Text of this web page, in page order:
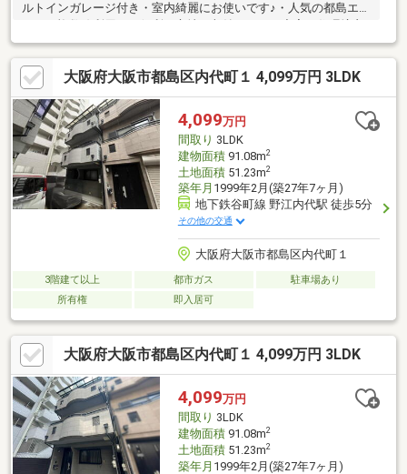
ルトインガレージ付き・室内綺麗にお使いです♪・人気の都島エリ
ア！・複数線利用可で便利な立地・収納スペース充実・住環境良
好・生活便利な周辺環境◆レスポンスは迅速に◆交渉は全力です
◆‐多忙なお客様の「面倒だな」をフルサポート致します‐◆「と
りあえず見たい」「他社でローンを断られた」「他社の物件もま
とめて見てみたい」「相談だけしてみたい」「しっかり交渉して
ほしい」「無駄を省きたい」等お気軽にご連絡下さいませ。
大阪府大阪市都島区内代町１ 4,099万円 3LDK
4,099万円
間取り 3LDK
建物面積91.08m2
土地面積51.23m2
築年月 1999年2月(築27年7ヶ月)
地下鉄谷町線 野江内代駅 徒歩5分
その他の交通
大阪府大阪市都島区内代町１
3階建て以上 都市ガス
駐車場あり
所有権
即入居可
大阪府大阪市都島区内代町１ 4,099万円 3LDK
4,099万円
間取り 3LDK
建物面積91.08m2
土地面積51.23m2
築年月 1999年2月(築27年7ヶ月)